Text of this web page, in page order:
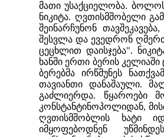
მათი უსაქციელობა.
ნიკიტა. ღვთისმშობელი
შეინარჩუნონ
შესვლა და ევედრონ
ცეცხლით დაისჯება".
ხანში ერთი ბერის
ბერებმა ირწმუნეს
თავიანთი დანაშაული.
გაძლიერდა. წყაროები
კონსტანტინოპოლიდან,
ღვთისმშობლის ხატი
იმყოფებოდნენ